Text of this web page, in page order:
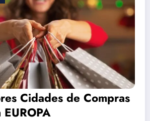
Cidades de Compras